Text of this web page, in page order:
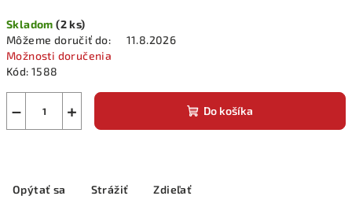
cena:
Skladom(2 ks)
Môžeme doručiť do:
11.8.2026
Možnosti doručenia
Kód: 1588
+
− Do košíka
Opýtať sa Strážiť Zdieľať